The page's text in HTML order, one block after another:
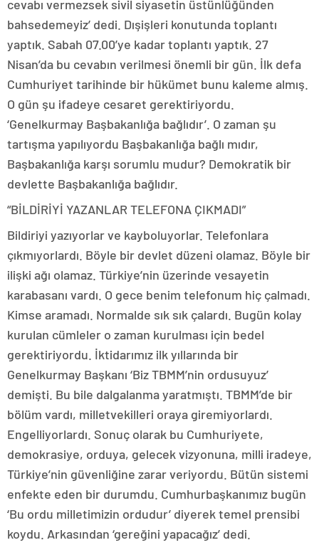
cevabı vermezsek sivil siyasetin üstünlüğünden
bahsedemeyiz’ dedi. Dışişleri konutunda toplantı
yaptık. Sabah 07.00’ye kadar toplantı yaptık. 27
Nisan’da bu cevabın verilmesi önemli bir gün. İlk defa
Cumhuriyet tarihinde bir hükümet bunu kaleme almış.
O gün şu ifadeye cesaret gerektiriyordu.
‘Genelkurmay Başbakanlığa bağlıdır’. O zaman şu
tartışma yapılıyordu Başbakanlığa bağlı mıdır,
Başbakanlığa karşı sorumlu mudur? Demokratik bir
devlette Başbakanlığa bağlıdır.
“BİLDİRİYİ YAZANLAR TELEFONA ÇIKMADI”
Bildiriyi yazıyorlar ve kayboluyorlar. Telefonlara
çıkmıyorlardı. Böyle bir devlet düzeni olamaz. Böyle bir
ilişki ağı olamaz. Türkiye’nin üzerinde vesayetin
karabasanı vardı. O gece benim telefonum hiç çalmadı.
Kimse aramadı. Normalde sık sık çalardı. Bugün kolay
kurulan cümleler o zaman kurulması için bedel
gerektiriyordu. İktidarımız ilk yıllarında bir
Genelkurmay Başkanı ‘Biz TBMM’nin ordusuyuz’
demişti. Bu bile dalgalanma yaratmıştı. TBMM’de bir
bölüm vardı, milletvekilleri oraya giremiyorlardı.
Engelliyorlardı. Sonuç olarak bu Cumhuriyete,
demokrasiye, orduya, gelecek vizyonuna, milli iradeye,
Türkiye’nin güvenliğine zarar veriyordu. Bütün sistemi
enfekte eden bir durumdu. Cumhurbaşkanımız bugün
‘Bu ordu milletimizin ordudur’ diyerek temel prensibi
koydu. Arkasından ‘gereğini yapacağız’ dedi.